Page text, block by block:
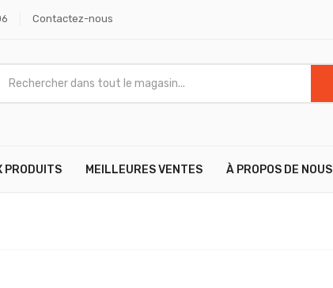
Contactez-nous
PRODUITS MEILLEURES VENTES À PROPOS DE NOUS